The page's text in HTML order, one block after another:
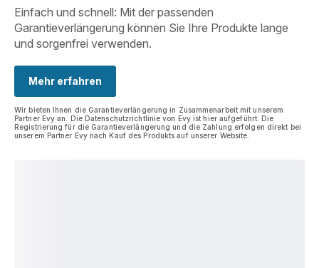
Einfach und schnell: Mit der passenden
Garantieverlängerung können Sie Ihre Produkte lange
und sorgenfrei verwenden.
Mehr erfahren
Wir bieten Ihnen die Garantieverlängerung in Zusammenarbeit mit unserem
Partner Evy an. Die Datenschutzrichtlinie von Evy ist hier aufgeführt. Die
Registrierung für die Garantieverlängerung und die Zahlung erfolgen direkt bei
unserem Partner Evy nach Kauf des Produkts auf unserer Website.